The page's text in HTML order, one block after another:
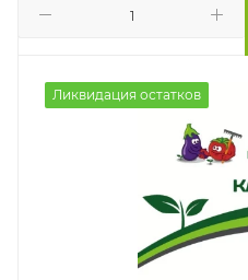
Ликвидация остатков